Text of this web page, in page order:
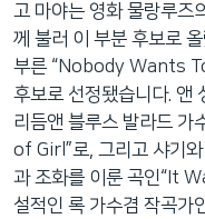
고 마야는 영화 물랑루즈
께 불러 이 부분 후보로
부른 “Nobody Wants
후보로 선정됐습니다. 앤
리듬앤 블루스 발라드 가
of Girl”로, 그리고 샤기와
과 조화를 이룬 곡인“It
설적인 록 가수겸 작곡가